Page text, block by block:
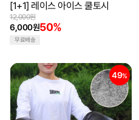
[1+1] 레이스 아이스 쿨토시
6,000원50%
12,000원
무료배송
49%